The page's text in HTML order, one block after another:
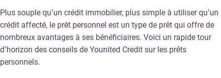
Plus souple qu’un crédit immobilier, plus simple à utiliser qu’un
crédit affecté, le prêt personnel est un type de prêt qui offre de
nombreux avantages à ses bénéficiaires. Voici un rapide tour
d’horizon des conseils de Younited Credit sur les prêts
personnels.